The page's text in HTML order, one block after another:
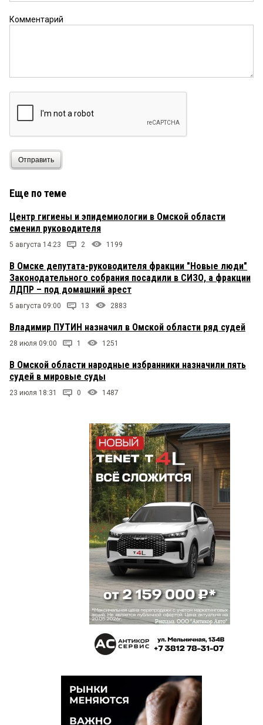
Комментарий
Отправить
Еще по теме
Центр гигиены и эпидемиологии в Омской области
сменил руководителя
5 августа 14:23 2 1199
В Омске депутата-руководителя фракции "Новые люди"
Законодательного собрания посадили в СИЗО, а фракции
ЛДПР – под домашний арест
5 августа 09:00 13 2883
Владимир ПУТИН назначил в Омской области ряд судей
28 июля 09:00 1 1251
В Омской области народные избранники назначили пять
судей в мировые суды
23 июля 18:31 0 1487